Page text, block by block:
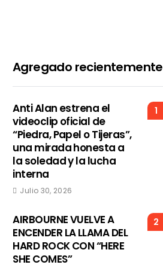
Agregado recientemente
1
Anti Alan estrena el
videoclip oficial de
“Piedra, Papel o Tijeras”,
una mirada honesta a
la soledad y la lucha
interna
Julio 30, 2026
2
AIRBOURNE VUELVE A
ENCENDER LA LLAMA DEL
HARD ROCK CON “HERE
SHE COMES”